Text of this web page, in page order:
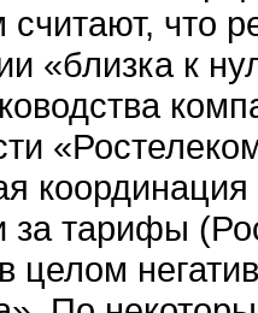
что
«близка к
тарифы
целом